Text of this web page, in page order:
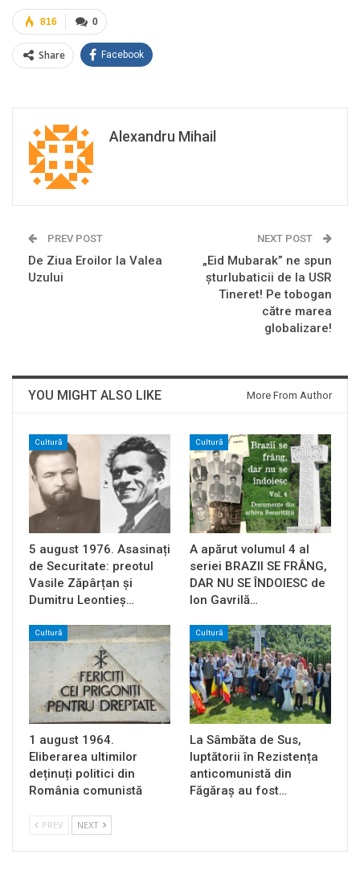
0
816
Share Facebook
Alexandru Mihail
PREV POST
De Ziua Eroilor la Valea
Uzului
NEXT POST
„Eid Mubarak” ne spun
şturlubaticii de la USR
Tineret! Pe tobogan
către marea
globalizare!
YOU MIGHT ALSO LIKE More From Author
Cultură
5 august 1976. Asasinați
de Securitate: preotul
Vasile Zăpârțan și
Dumitru Leontieș…
Cultură
A apărut volumul 4 al
seriei BRAZII SE FRÂNG,
DAR NU SE ÎNDOIESC de
Ion Gavrilă…
Cultură
1 august 1964.
Eliberarea ultimilor
deținuți politici din
România comunistă
Cultură
La Sâmbăta de Sus,
luptătorii în Rezistența
anticomunistă din
Făgăraș au fost…
PREV NEXT